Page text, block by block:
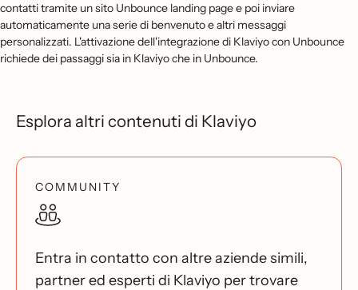
contatti tramite un sito Unbounce landing page e poi inviare
automaticamente una serie di benvenuto e altri messaggi
personalizzati. L'attivazione dell'integrazione di Klaviyo con Unbounce
richiede dei passaggi sia in Klaviyo che in Unbounce.
Esplora altri contenuti di Klaviyo
COMMUNITY
Entra in contatto con altre aziende simili,
partner ed esperti di Klaviyo per trovare